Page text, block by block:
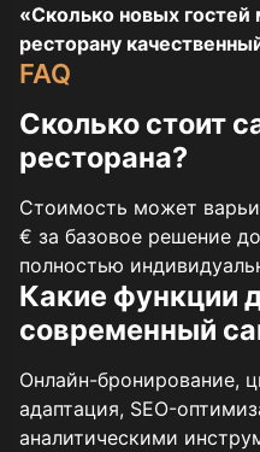
«Сколько новых
ресторану
FAQ
Сколько стоит
ресторана?
Стоимость может
€ за базовое решение
полностью
Какие функции
современный
Онлайн-бронирование,
адаптация, SEO-
аналитическими